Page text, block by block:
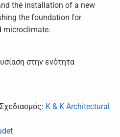
the installation of a new
the foundation for
microclimate.
στην ενότητα
K & K Architectural